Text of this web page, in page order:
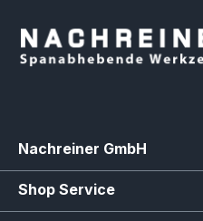
Nachreiner GmbH
Shop Service